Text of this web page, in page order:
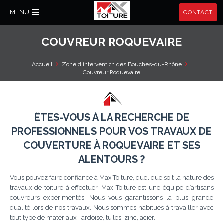
MENU CONTACT
COUVREUR ROQUEVAIRE
Accueil
Zone d’intervention des Bouches-du-Rhône
Couvreur Roquevaire
ÊTES-VOUS À LA RECHERCHE DE
PROFESSIONNELS POUR VOS TRAVAUX DE
COUVERTURE À ROQUEVAIRE ET SES
ALENTOURS ?
Vous pouvez faire confiance à Max Toiture, quel que soit la nature des
travaux de toiture à effectuer. Max Toiture est une équipe d’artisans
couvreurs expérimentés. Nous vous garantissons la plus grande
qualité lors de nos travaux. Nous sommes habitués à travailler avec
tout type de matériaux : ardoise, tuiles, zinc, acier.